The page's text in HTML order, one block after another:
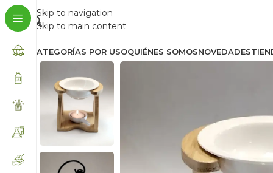
Skip to navigation
Skip to main content
CATEGORÍAS POR USOQUIÉNES SOMOSNOVEDADES